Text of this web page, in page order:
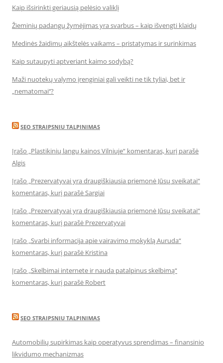
Kaip išsirinkti geriausią pelėsio valiklį
Žieminių padangų žymėjimas yra svarbus – kaip išvengti klaidų
Medinės žaidimų aikštelės vaikams – pristatymas ir surinkimas
Kaip sutaupyti aptveriant kaimo sodybą?
Maži nuotekų valymo įrenginiai gali veikti ne tik tyliai, bet ir
„nematomai‘‘?
SEO STRAIPSNIU TALPINIMAS
Įrašo „Plastikinių langų kainos Vilniuje“ komentaras, kurį parašė
Algis
Įrašo „Prezervatyvai yra draugiškiausia priemonė Jūsų sveikatai“
komentaras, kurį parašė Sargiai
Įrašo „Prezervatyvai yra draugiškiausia priemonė Jūsų sveikatai“
komentaras, kurį parašė Prezervatyvai
Įrašo „Svarbi informacija apie vairavimo mokyklą Auruda“
komentaras, kurį parašė Kristina
Įrašo „Skelbimai internete ir nauda patalpinus skelbimą“
komentaras, kurį parašė Robert
SEO STRAIPSNIU TALPINIMAS
Automobilių supirkimas kaip operatyvus sprendimas – finansinio
likvidumo mechanizmas